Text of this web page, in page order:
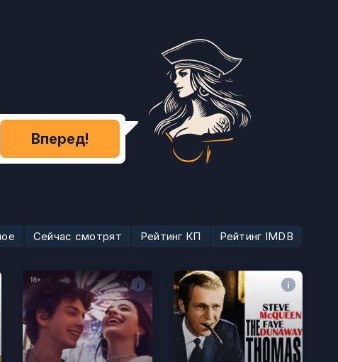
Вперед!
Сейчас смотрят Рейтинг КП Рейтинг IMDB